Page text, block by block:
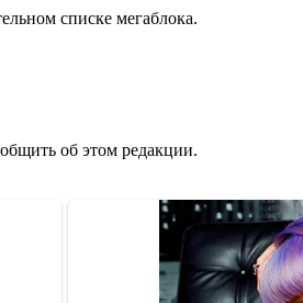
списке мегаблока.
об этом редакции.